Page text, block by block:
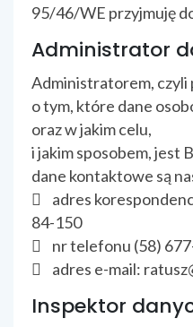
95/46/WE przyjmuję
Administrator
Administratorem, czyli
o tym, które dane
oraz w jakim celu,
i jakim sposobem, jest
dane kontaktowe są
 adres
84-150
 nr telefonu (58)
 adres e-mail:
Inspektor